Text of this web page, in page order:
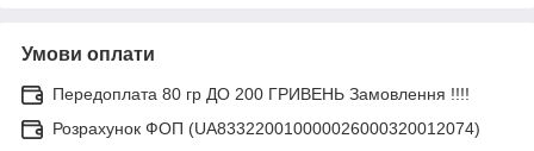
Умови оплати
Передоплата 80 гр ДО 200 ГРИВЕНЬ Замовлення !!!!
Розрахунок ФОП (UA833220010000026000320012074)